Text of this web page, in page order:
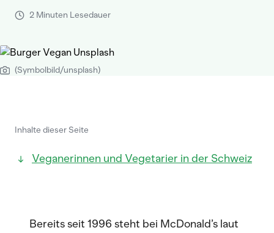
2 Minuten Lesedauer
(Symbolbild/unsplash)
Inhalte dieser Seite
Veganerinnen und Vegetarier in der Schweiz
Bereits seit 1996 steht bei McDonald’s laut